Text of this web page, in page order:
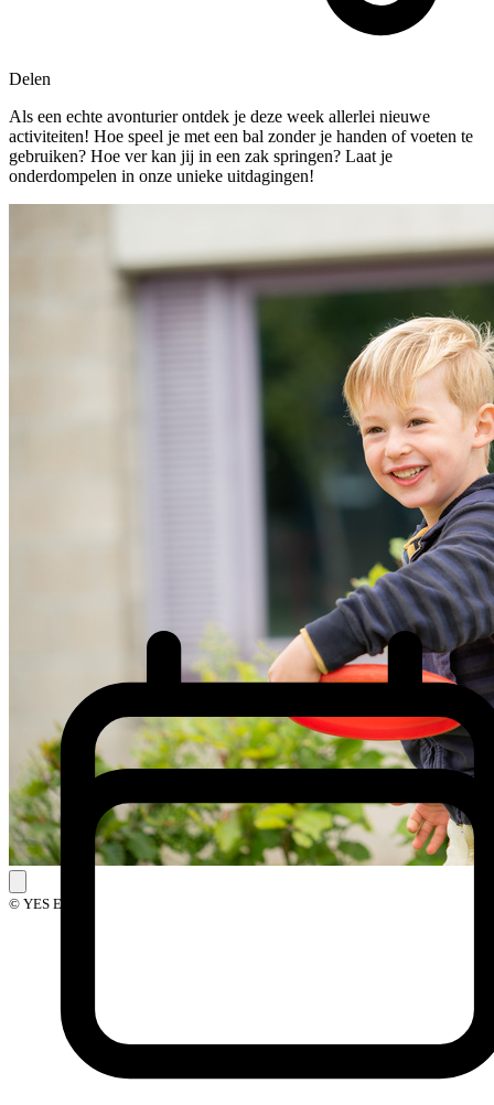
Delen
Als een echte avonturier ontdek je deze week allerlei nieuwe
activiteiten! Hoe speel je met een bal zonder je handen of voeten te
gebruiken? Hoe ver kan jij in een zak springen? Laat je
onderdompelen in onze unieke uitdagingen!
© YES Events